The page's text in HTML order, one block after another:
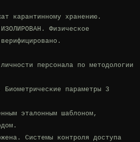
карантинному хранению.
Физическое
персонала по методологии
Биометрические параметры 3
эталонным шаблоном,
Системы контроля доступа